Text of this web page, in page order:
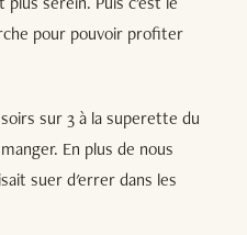
pour pouvoir profiter
sur 3 à la superette du
En plus de nous
suer d'errer dans les